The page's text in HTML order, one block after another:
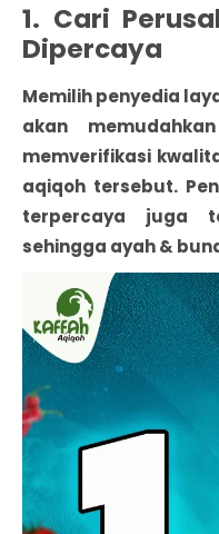
1. Cari
Dipercaya
Memilih penyedia
akan
memverifikasi
aqiqoh tersebut.
terpercaya juga
sehingga ayah &